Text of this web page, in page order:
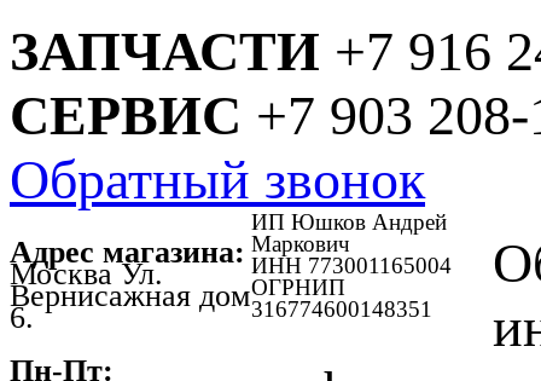
ЗАПЧАСТИ +7 916
СЕРВИС +7 903
Обратный звонок
Адрес магазина:
Москва Ул.
Вернисажная дом
6.
Пн-Пт:
ИП Юшков Андрей
Маркович
ИНН 773001165004
ОГРНИП
316774600148351